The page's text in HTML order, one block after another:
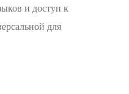
и доступ к
для